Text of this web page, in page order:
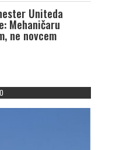
Uniteda
Mehaničaru
ne novcem